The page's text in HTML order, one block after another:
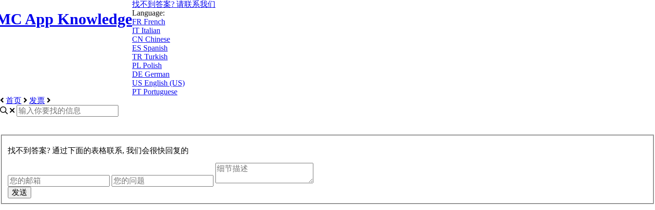
App Knowledge
找不到答案? 请联系我们
Language:
FR French
IT Italian
CN Chinese
ES Spanish
TR Turkish
PL Polish
DE German
US English (US)
PT Portuguese
首页
发票
找不到答案? 通过下面的表格联系, 我们会很快回复的